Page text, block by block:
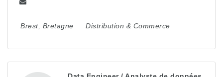
Brest, Bretagne Distribution & Commerce